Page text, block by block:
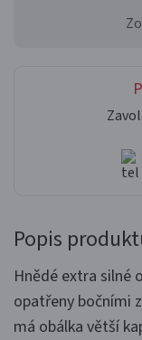
Popis
Hnědé extra silné
opatřeny bočními
má obálka větší